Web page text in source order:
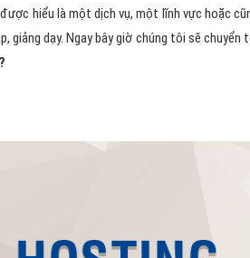
hiểu là một dịch vụ, một lĩnh vực hoặc
dạy. Ngay bây giờ chúng tôi sẽ chuyển